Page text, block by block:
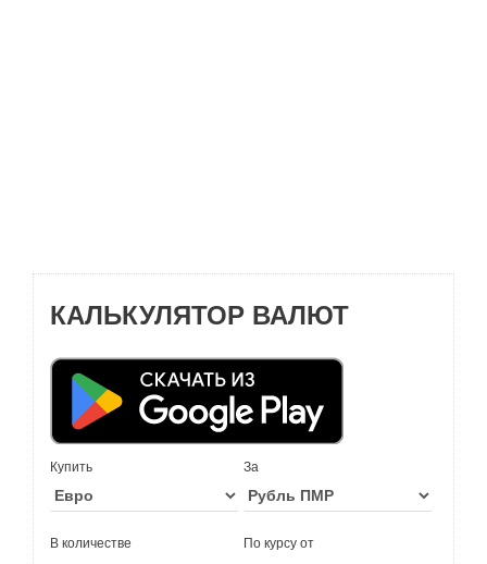
КАЛЬКУЛЯТОР ВАЛЮТ
Купить За
В количестве По курсу от